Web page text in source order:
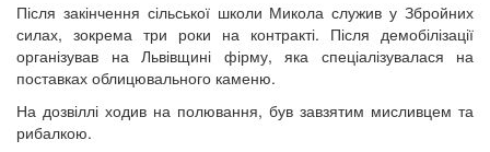
Після закінчення сільської школи Микола служив у Збройних
силах, зокрема три роки на контракті. Після демобілізації
організував на Львівщині фірму, яка спеціалізувалася на
поставках облицювального каменю.
На дозвіллі ходив на полювання, був завзятим мисливцем та
рибалкою.